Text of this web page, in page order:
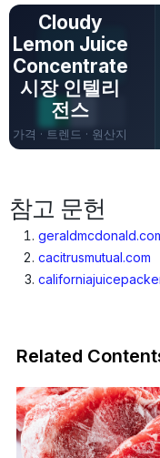
Cloudy
Lemon Juice
Concentrate
시장 인텔리
전스
가격 · 트렌드 · 원산지
참고 문헌
cacitrusmutual.com
Related